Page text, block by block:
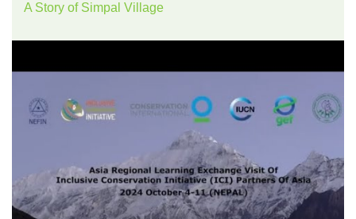
A Story of Simpal Village